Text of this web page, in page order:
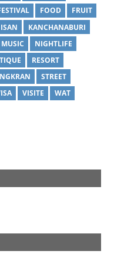
FOOD
FRUIT
ISAN
KANCHANABURI
MUSIC
NIGHTLIFE
RESORT
STREET
VISITE
WAT